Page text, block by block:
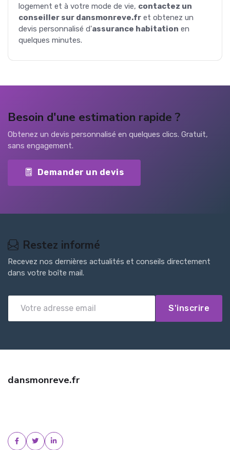
logement et à votre mode de vie, contactez un
conseiller sur dansmonreve.fr et obtenez un
devis personnalisé d'assurance habitation en
quelques minutes.
Besoin d'une estimation rapide ?
Obtenez un devis personnalisé en quelques clics. Gratuit,
sans engagement.
Demander un devis
Restez informé
Recevez nos dernières actualités et conseils directement
dans votre boîte mail.
S'inscrire
dansmonreve.fr